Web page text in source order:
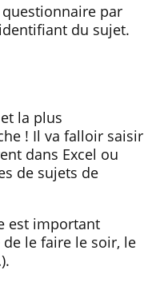
par
du sujet.
la plus
! Il va falloir saisir
dans Excel ou
de sujets de
est important
de le faire le soir, le